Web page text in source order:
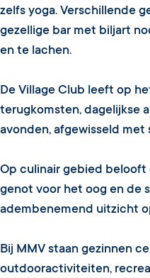
zelfs yoga. Verschillende
gezellige bar met biljart
en te lachen.
De Village Club leeft op
terugkomsten, dagelijkse
avonden, afgewisseld met
Op culinair gebied belooft
genot voor het oog en de
adembenemend uitzicht
Bij MMV staan gezinnen
outdooractiviteiten,